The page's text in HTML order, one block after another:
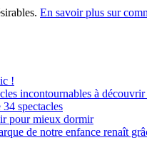
En savoir plus sur
!
incontournables à
spectacles
pour mieux dormir
de notre enfance renaît